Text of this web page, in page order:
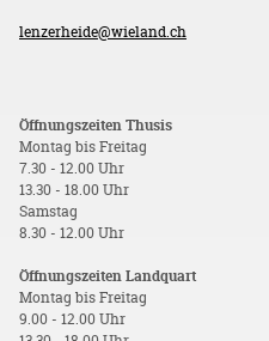
lenzerheide@wieland.ch
Öffnungszeiten Thusis
Montag bis Freitag
7.30 - 12.00 Uhr
13.30 - 18.00 Uhr
Samstag
8.30 - 12.00 Uhr
Öffnungszeiten Landquart
Montag bis Freitag
9.00 - 12.00 Uhr